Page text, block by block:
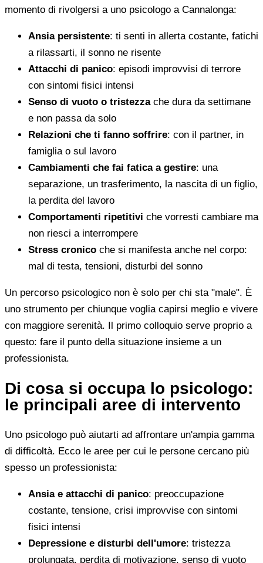
momento di rivolgersi a uno psicologo a Cannalonga:
Ansia persistente: ti senti in allerta costante, fatichi
a rilassarti, il sonno ne risente
Attacchi di panico: episodi improvvisi di terrore
con sintomi fisici intensi
Senso di vuoto o tristezzache dura da settimane
e non passa da solo
Relazioni che ti fanno soffrire: con il partner, in
famiglia o sul lavoro
Cambiamenti che fai fatica a gestire: una
separazione, un trasferimento, la nascita di un figlio,
la perdita del lavoro
Comportamenti ripetitivi che vorresti cambiare ma
non riesci a interrompere
Stress cronico che si manifesta anche nel corpo:
mal di testa, tensioni, disturbi del sonno
Un percorso psicologico non è solo per chi sta "male". È
uno strumento per chiunque voglia capirsi meglio e vivere
con maggiore serenità. Il primo colloquio serve proprio a
questo: fare il punto della situazione insieme a un
professionista.
Di cosa si occupa lo psicologo:
le principali aree di intervento
Uno psicologo può aiutarti ad affrontare un'ampia gamma
di difficoltà. Ecco le aree per cui le persone cercano più
spesso un professionista:
Ansia e attacchi di panico: preoccupazione
costante, tensione, crisi improvvise con sintomi
fisici intensi
Depressione e disturbi dell'umore: tristezza
prolungata, perdita di motivazione, senso di vuoto